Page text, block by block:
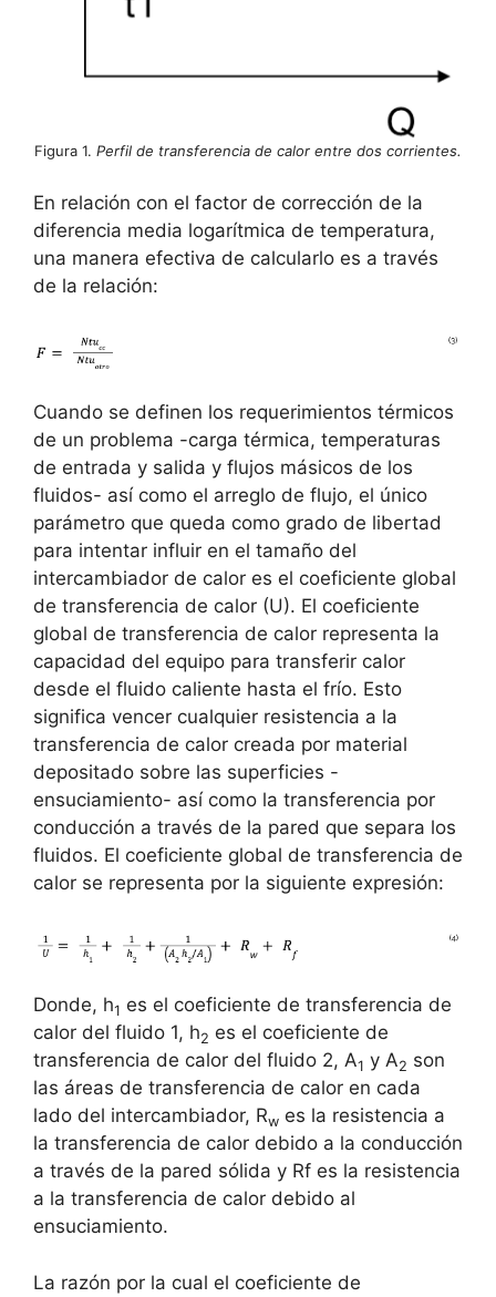
Figura 1. Perfil de transferencia de calor entre dos corrientes.
En relación con el factor de corrección de la
diferencia media logarítmica de temperatura,
una manera efectiva de calcularlo es a través
de la relación:
Cuando se definen los requerimientos térmicos
de un problema -carga térmica, temperaturas
de entrada y salida y flujos másicos de los
fluidos- así como el arreglo de flujo, el único
parámetro que queda como grado de libertad
para intentar influir en el tamaño del
intercambiador de calor es el coeficiente global
de transferencia de calor (U). El coeficiente
global de transferencia de calor representa la
capacidad del equipo para transferir calor
desde el fluido caliente hasta el frío. Esto
significa vencer cualquier resistencia a la
transferencia de calor creada por material
depositado sobre las superficies -
ensuciamiento- así como la transferencia por
conducción a través de la pared que separa los
fluidos. El coeficiente global de transferencia de
calor se representa por la siguiente expresión:
Donde, h1 es el coeficiente de transferencia de
calor del fluido 1, h2 es el coeficiente de
transferencia de calor del fluido 2, A1 y A2 son
las áreas de transferencia de calor en cada
lado del intercambiador, Rw es la resistencia a
la transferencia de calor debido a la conducción
a través de la pared sólida y Rf es la resistencia
a la transferencia de calor debido al
ensuciamiento.
La razón por la cual el coeficiente de